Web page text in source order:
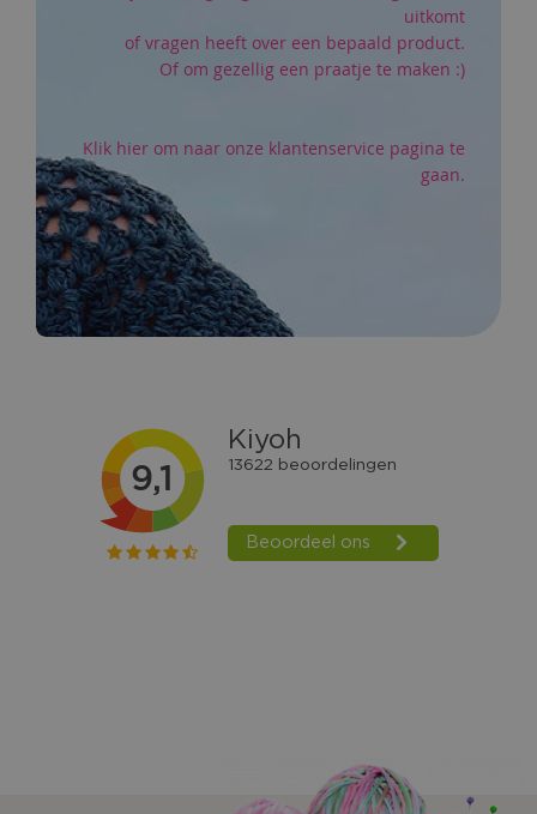
uitkomt
of vragen heeft over een bepaald product.
Of om gezellig een praatje te maken :)
Klik hier om naar onze klantenservice pagina te
gaan.